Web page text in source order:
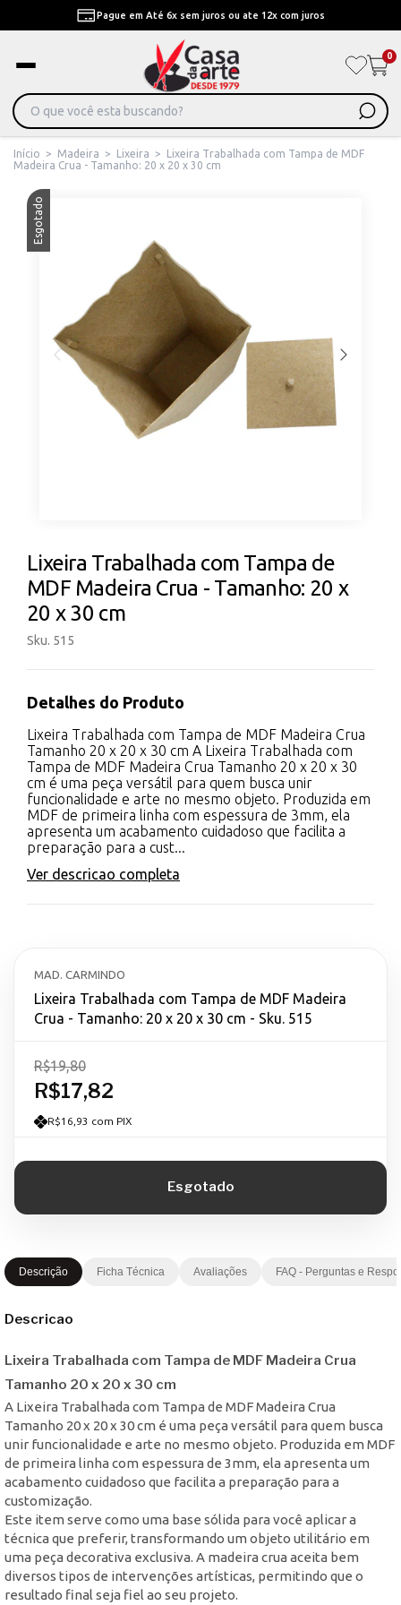
Pague em Até 6x sem juros ou ate 12x com juros
0
Início > Madeira > Lixeira >
Lixeira Trabalhada com Tampa de MDF
Madeira Crua - Tamanho: 20 x 20 x 30 cm
Esgotado
Lixeira Trabalhada com Tampa de
MDF Madeira Crua - Tamanho: 20 x
20 x 30 cm
Sku. 515
Detalhes do Produto
Lixeira Trabalhada com Tampa de MDF Madeira Crua
Tamanho 20 x 20 x 30 cm A Lixeira Trabalhada com
Tampa de MDF Madeira Crua Tamanho 20 x 20 x 30
cm é uma peça versátil para quem busca unir
funcionalidade e arte no mesmo objeto. Produzida em
MDF de primeira linha com espessura de 3mm, ela
apresenta um acabamento cuidadoso que facilita a
preparação para a cust...
Ver descricao completa
MAD. CARMINDO
Lixeira Trabalhada com Tampa de MDF Madeira
Crua - Tamanho: 20 x 20 x 30 cm - Sku. 515
R$17,82
R$19,80
R$16,93 com PIX
Descrição Ficha Técnica Avaliações FAQ - Perguntas e
Descricao
Lixeira Trabalhada com Tampa de MDF Madeira Crua
Tamanho 20 x 20 x 30 cm
A Lixeira Trabalhada com Tampa de MDF Madeira Crua
Tamanho 20 x 20 x 30 cm é uma peça versátil para quem busca
unir funcionalidade e arte no mesmo objeto. Produzida em MDF
de primeira linha com espessura de 3mm, ela apresenta um
acabamento cuidadoso que facilita a preparação para a
customização.
Este item serve como uma base sólida para você aplicar a
técnica que preferir, transformando um objeto utilitário em
uma peça decorativa exclusiva. A madeira crua aceita bem
diversos tipos de intervenções artísticas, permitindo que o
resultado final seja fiel ao seu projeto.